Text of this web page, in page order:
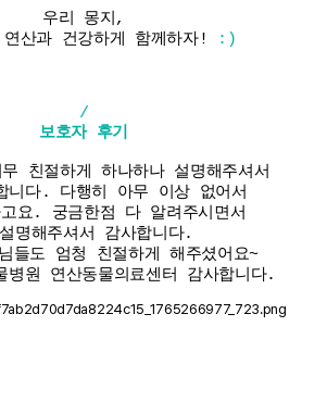
우리 몽지,
연산과 건강하게 함께하자!
:)
/
보호자 후기
친절하게 하나하나 설명해주셔서
니다. 다행히 아무 이상 없어서
고요. 궁금한점 다 알려주시면서
명해주셔서 감사합니다.
들도 엄청 친절하게 해주셨어요~
원 연산동물의료센터 감사합니다.